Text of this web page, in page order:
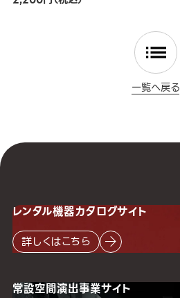
一覧へ戻る
レンタル機器カタログサイト
詳しくはこちら
常設空間演出事業サイト